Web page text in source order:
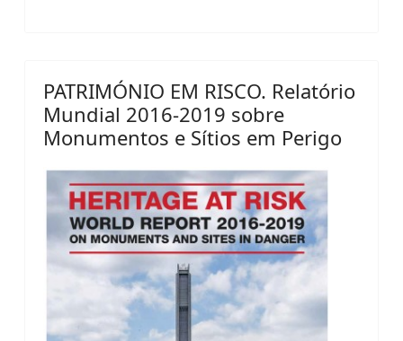
PATRIMÓNIO EM RISCO. Relatório
Mundial 2016-2019 sobre
Monumentos e Sítios em Perigo